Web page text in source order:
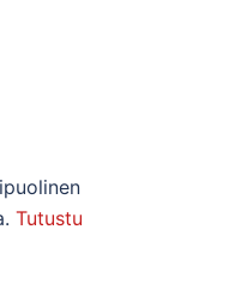
Tutustu